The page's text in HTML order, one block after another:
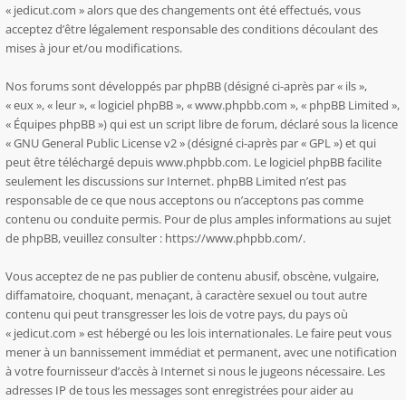
« jedicut.com » alors que des changements ont été effectués, vous
acceptez d’être légalement responsable des conditions découlant des
mises à jour et/ou modifications.
Nos forums sont développés par phpBB (désigné ci-après par « ils »,
« eux », « leur », « logiciel phpBB », « www.phpbb.com », « phpBB Limited »,
« Équipes phpBB ») qui est un script libre de forum, déclaré sous la licence
«GNU General Public License v2» (désigné ci-après par « GPL ») et qui
peut être téléchargé depuiswww.phpbb.com. Le logiciel phpBB facilite
seulement les discussions sur Internet. phpBB Limited n’est pas
responsable de ce que nous acceptons ou n’acceptons pas comme
contenu ou conduite permis. Pour de plus amples informations au sujet
de phpBB, veuillez consulter : https://www.phpbb.com/.
Vous acceptez de ne pas publier de contenu abusif, obscène, vulgaire,
diffamatoire, choquant, menaçant, à caractère sexuel ou tout autre
contenu qui peut transgresser les lois de votre pays, du pays où
« jedicut.com » est hébergé ou les lois internationales. Le faire peut vous
mener à un bannissement immédiat et permanent, avec une notification
à votre fournisseur d’accès à Internet si nous le jugeons nécessaire. Les
adresses IP de tous les messages sont enregistrées pour aider au